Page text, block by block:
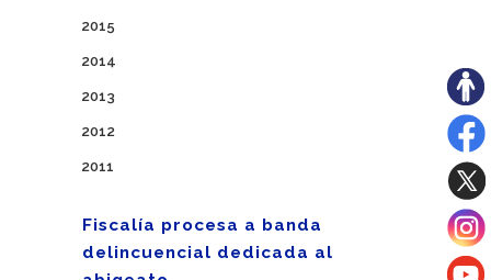
2015
2014
2013
2012
2011
Fiscalía procesa a banda
delincuencial dedicada al